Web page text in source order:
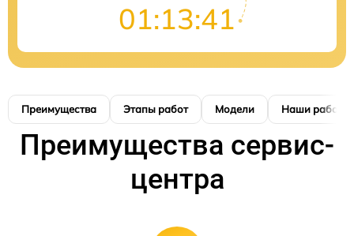
01:13:40
Преимущества Этапы работ Модели Наши работы
Преимущества сервис-
центра